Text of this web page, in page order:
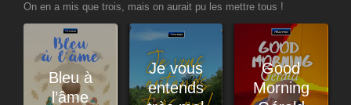
On en a mis que trois, mais on aurait pu les mettre tous !
Bleu à
l’âme
Je vous
entends
Good
Morning